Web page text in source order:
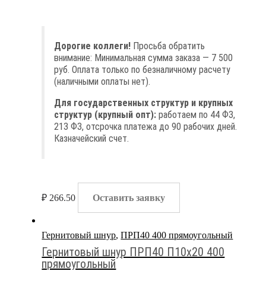
Дорогие коллеги! Просьба обратить
внимание: Минимальная сумма заказа — 7 500
руб. Оплата только по безналичному расчету
(наличными оплаты нет).
Для государственных структур и крупных
структур (крупный опт): работаем по 44 ФЗ,
213 ФЗ, отсрочка платежа до 90 рабочих дней.
Казначейский счет.
₽ 266.50 Оставить заявку
Гернитовый шнур,ПРП40 400 прямоугольный
Гернитовый шнур ПРП40 П10х20 400
прямоугольный